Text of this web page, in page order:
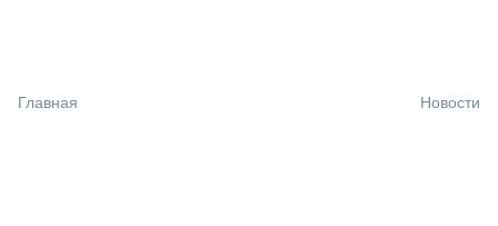
Главная Новости